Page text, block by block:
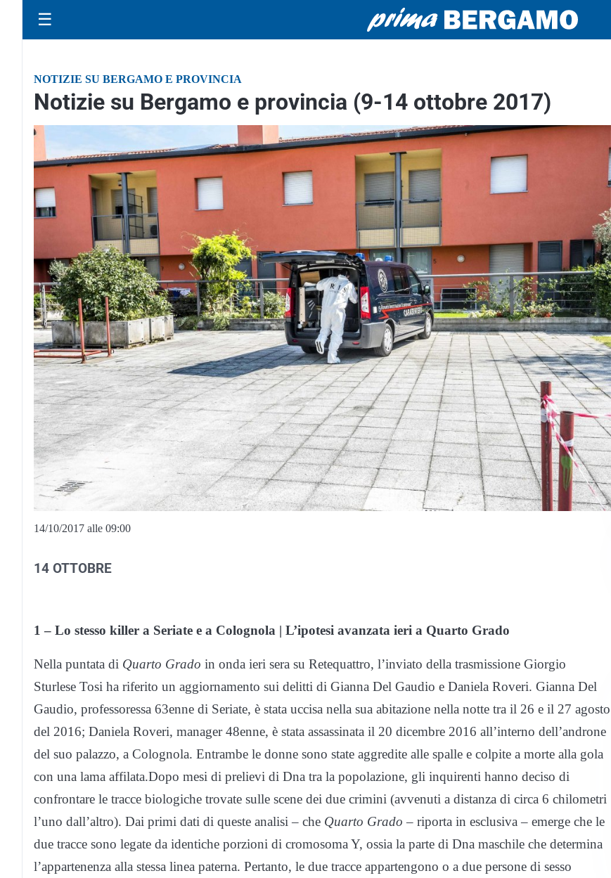
☰
NOTIZIE SU BERGAMO E PROVINCIA
Notizie su Bergamo e provincia (9-14 ottobre 2017)
14/10/2017 alle 09:00
14 OTTOBRE
1 – Lo stesso killer a Seriate e a Colognola | L’ipotesi avanzata ieri a Quarto Grado
Nella puntata di Quarto Grado in onda ieri sera su Retequattro, l’inviato della trasmissione Giorgio
Sturlese Tosi ha riferito un aggiornamento sui delitti di Gianna Del Gaudio e Daniela Roveri. Gianna Del
Gaudio, professoressa 63enne di Seriate, è stata uccisa nella sua abitazione nella notte tra il 26 e il 27 agosto
del 2016; Daniela Roveri, manager 48enne, è stata assassinata il 20 dicembre 2016 all’interno dell’androne
del suo palazzo, a Colognola. Entrambe le donne sono state aggredite alle spalle e colpite a morte alla gola
con una lama affilata.Dopo mesi di prelievi di Dna tra la popolazione, gli inquirenti hanno deciso di
confrontare le tracce biologiche trovate sulle scene dei due crimini (avvenuti a distanza di circa 6 chilometri
l’uno dall’altro). Dai primi dati di queste analisi – che Quarto Grado – riporta in esclusiva – emerge che le
due tracce sono legate da identiche porzioni di cromosoma Y, ossia la parte di Dna maschile che determina
l’appartenenza alla stessa linea paterna. Pertanto, le due tracce appartengono o a due persone di sesso